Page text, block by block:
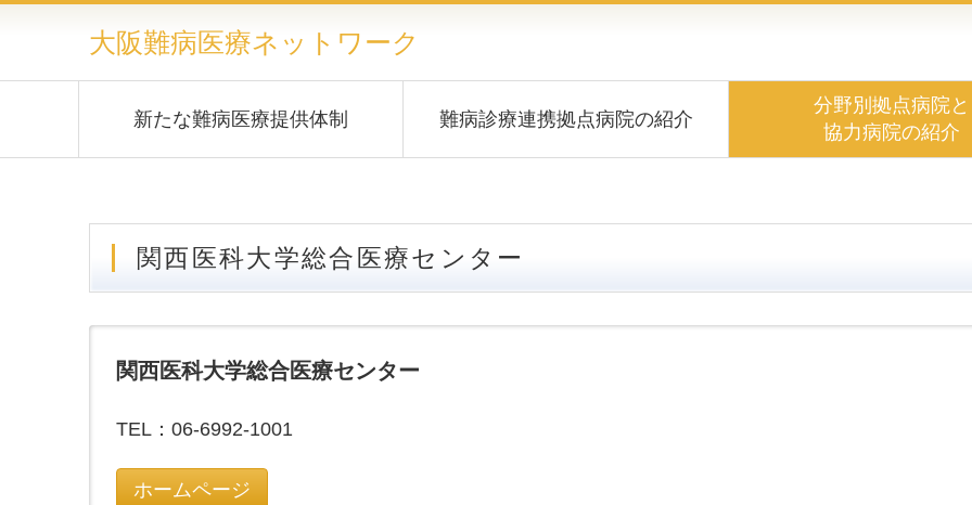
大阪難病医療ネットワーク
新たな難病医療提供体制 難病診療連携拠点病院の紹介
分野別拠点病院と
協力病院の紹介
関西医科大学総合医療センター
関西医科大学総合医療センター
TEL：06-6992-1001
ホームページ